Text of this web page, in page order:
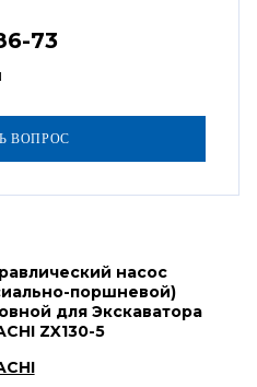
73
насос
поршневой)
для Экскаватора
ZX130-5